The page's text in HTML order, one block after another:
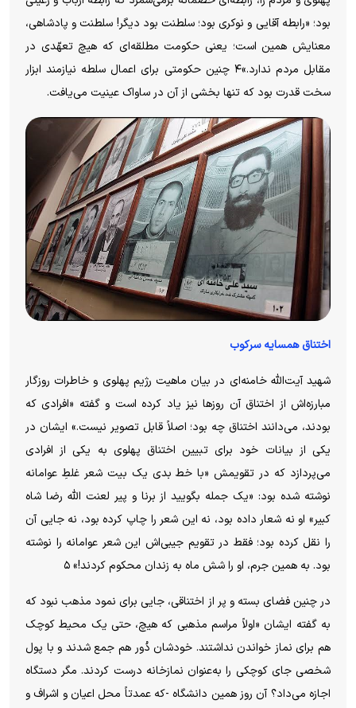
بود؛ «رابطه آقایی و نوکری بود؛ سلطنت بود دیگر! سلطنت و پادشاهی،
معنایش همین است؛ یعنی حکومت مطلقه‌ای که هیچ تعهّدی در
مقابل مردم ندارد.»۴ چنین حکومتی برای اعمال سلطه نیازمند ابزار
سخت قدرت بود که تنها بخشی از آن در ساواک عینیت می‌یافت.
اختناق همسایه سرکوب
شهید آیت‌الله خامنه‌ای در بیان ماهیت رژیم پهلوی و خاطرات روزگار
مبارزه‌اش از اختناق آن روز‌ها نیز یاد کرده است و گفته «افرادی که
بودند، می‌دانند اختناق چه بود؛ اصلاً قابل تصویر نیست.» ایشان در
یکی از بیانات خود برای تبیین اختناق پهلوی به یکی از افرادی
می‌پردازد که در تقویمش «با خط بدی یک بیت شعر غلطِ عوامانه
نوشته شده بود: «یک جمله بگویید از برنا و پیر لعنت اللَّه رضا شاه
کبیر» او نه شعار داده بود، نه این شعر را چاپ کرده بود، نه جایی آن
را نقل کرده بود؛ فقط در تقویم جیبی‌اش این شعر عوامانه را نوشته
بود. به همین جرم، او را شش ماه به زندان محکوم کردند!» ۵
در چنین فضای بسته و پر از اختناقی، جایی برای نمود مذهب نبود که
به گفته ایشان «اولاً مراسم مذهبی که هیچ، حتی یک محیط کوچک
هم برای نماز خواندن نداشتند. خودشان دُور هم جمع شدند و با پول
شخصی جای کوچکی را به‌عنوان نمازخانه درست کردند. مگر دستگاه
اجازه می‌داد؟ آن روز همین دانشگاه -که عمدتاً محل اعیان و اشراف و